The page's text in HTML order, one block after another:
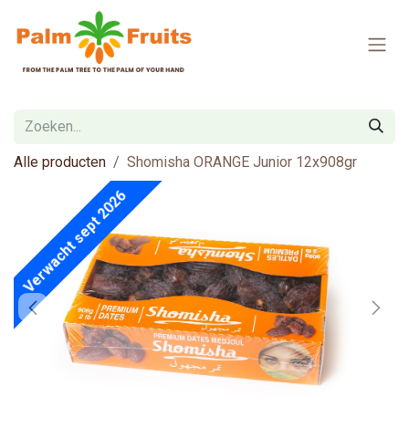
Overslaan naar inhoud
Alle producten Shomisha ORANGE Junior 12x908gr
Verwacht sept 2026